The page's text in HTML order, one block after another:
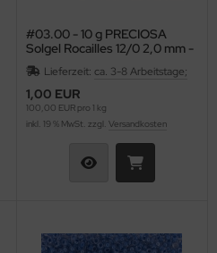
#03.00 - 10 g PRECIOSA
Solgel Rocailles 12/0 2,0 mm -
Opal Sapphire
Lieferzeit: ca. 3-8 Arbeitstage;
1,00 EUR
100,00 EUR pro 1 kg
inkl. 19 % MwSt. zzgl. Versandkosten